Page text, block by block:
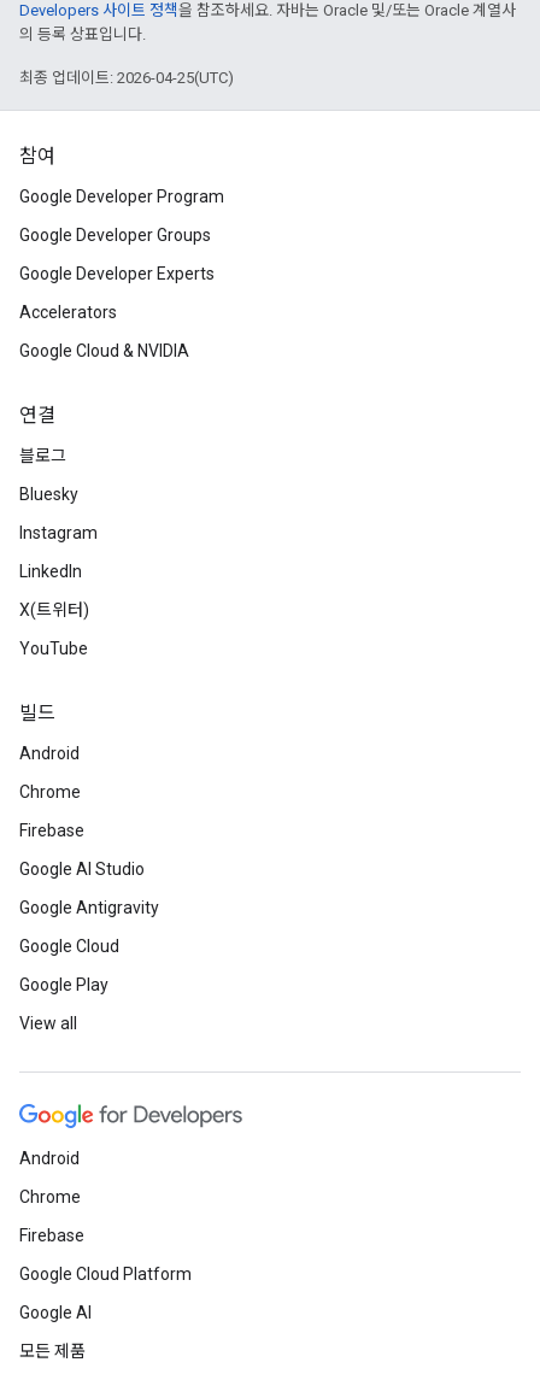
Developers 사이트 정책을 참조하세요. 자바는 Oracle 및/또는 Oracle 계열사
의 등록 상표입니다.
최종 업데이트: 2026-04-25(UTC)
참여
Google Developer Program
Google Developer Groups
Google Developer Experts
Accelerators
Google Cloud & NVIDIA
연결
블로그
Bluesky
Instagram
LinkedIn
X(트위터)
YouTube
빌드
Android
Chrome
Firebase
Google AI Studio
Google Antigravity
Google Cloud
Google Play
View all
Android
Chrome
Firebase
Google Cloud Platform
Google AI
모든 제품